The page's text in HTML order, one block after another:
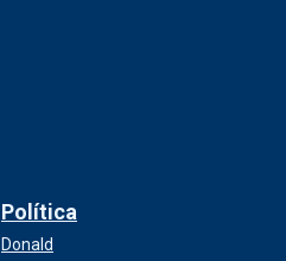
Política
Donald